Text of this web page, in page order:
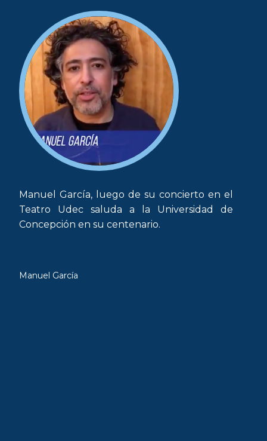
Manuel García, luego de su concierto en el
Teatro Udec saluda a la Universidad de
Concepción en su centenario.
Manuel García